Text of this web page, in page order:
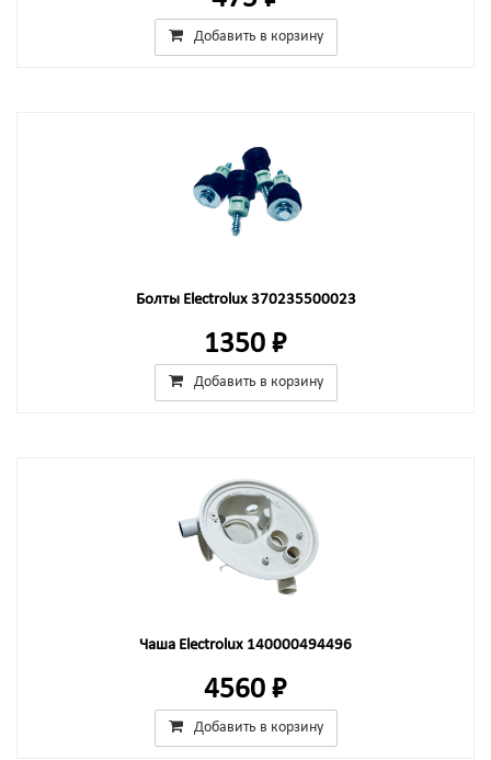
Добавить в корзину
Болты Electrolux 370235500023
1350 ₽
Добавить в корзину
Чаша Electrolux 140000494496
4560 ₽
Добавить в корзину